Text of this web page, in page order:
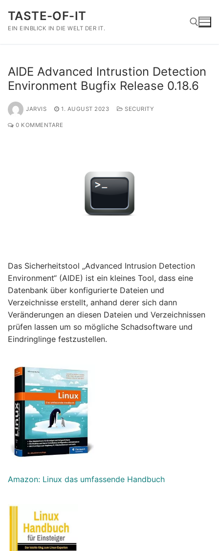
Inhalt
springen
TASTE-OF-IT
EIN EINBLICK IN DIE WELT DER IT.
AIDE Advanced Intrustion Detection
Environment Bugfix Release 0.18.6
JARVIS 1. AUGUST 2023 SECURITY
0 KOMMENTARE
Das Sicherheitstool „Advanced Intrusion Detection
Environment“ (AIDE) ist ein kleines Tool, dass eine
Datenbank über konfigurierte Dateien und
Verzeichnisse erstellt, anhand derer sich dann
Veränderungen an diesen Dateien und Verzeichnissen
prüfen lassen um so mögliche Schadsoftware und
Eindringlinge festzustellen.
Amazon: Linux das umfassende Handbuch